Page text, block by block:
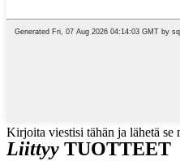
Kirjoita viestisi tähän ja lähetä se
Liittyy TUOTTEET